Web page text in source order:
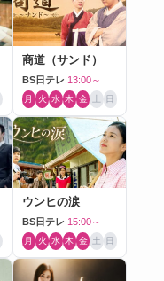
商道（サンド）
BS日テレ 13:00～
月 火 水 木 金 土 日
ウンヒの涙
BS日テレ 15:00～
月 火 水 木 金 土 日